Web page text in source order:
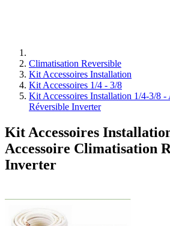
Climatisation Reversible
Kit Accessoires Installation
Kit Accessoires 1/4 - 3/8
Kit Accessoires Installation 1/4-3/8 -
Réversible Inverter
Kit Accessoires
Accessoire Climatisation
Inverter